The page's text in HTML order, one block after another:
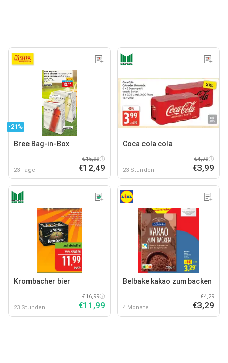
-21%
Bree Bag-in-Box
23 Tage
€15,99
€12,49
Coca cola cola
23 Stunden
€4,79
€3,99
Krombacher bier
23 Stunden
€16,99
€11,99
Belbake kakao zum backen
4 Monate
€4,29
€3,29